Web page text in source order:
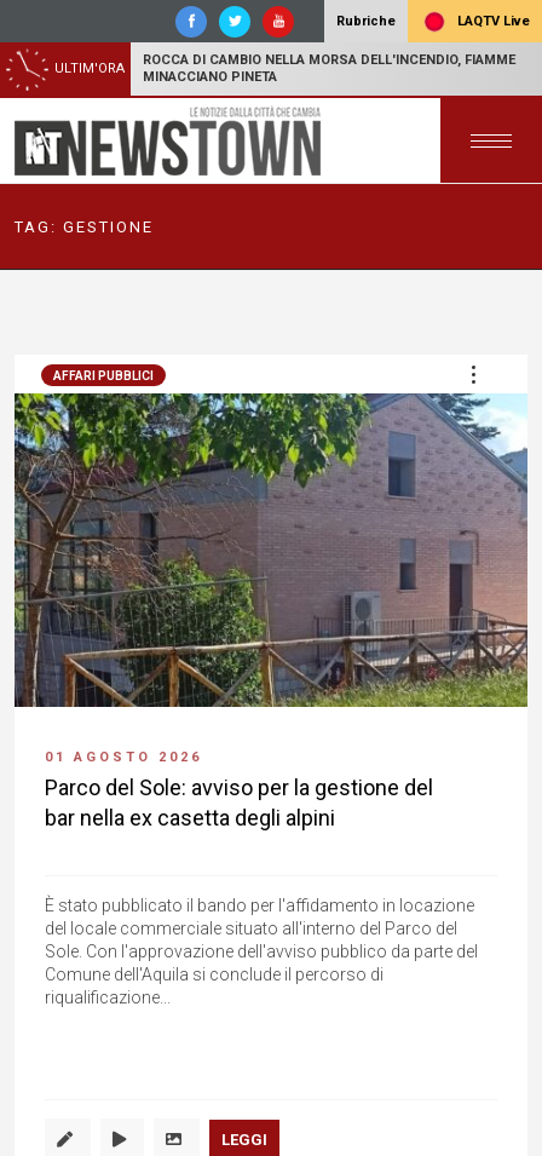
Rubriche LAQTV Live
ULTIM'ORA
ROCCA DI CAMBIO NELLA MORSA DELL'INCENDIO, FIAMME
MINACCIANO PINETA
TAG: GESTIONE
AFFARI PUBBLICI
01 AGOSTO 2026
Parco del Sole: avviso per la gestione del
bar nella ex casetta degli alpini
È stato pubblicato il bando per l'affidamento in locazione
del locale commerciale situato all'interno del Parco del
Sole. Con l'approvazione dell'avviso pubblico da parte del
Comune dell'Aquila si conclude il percorso di
riqualificazione...
LEGGI